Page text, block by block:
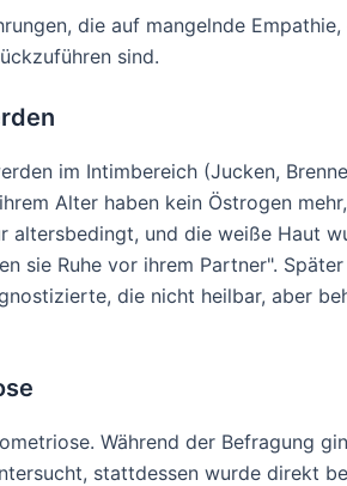
die auf mangelnde
sind.
im Intimbereich (Jucken,
Alter haben kein Östrogen
altersbedingt, und die weiße Haut
sie Ruhe vor ihrem Partner".
die nicht heilbar, aber
Während der Befragung
stattdessen wurde direkt